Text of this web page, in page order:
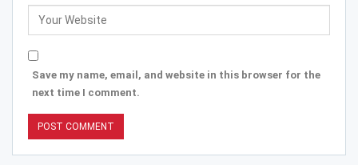
Save my name, email, and website in this browser for the
next time I comment.